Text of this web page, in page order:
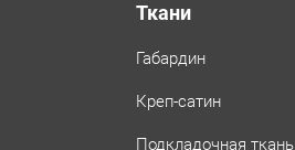
Ткани
Габардин
Креп-сатин
Подкладочная ткань